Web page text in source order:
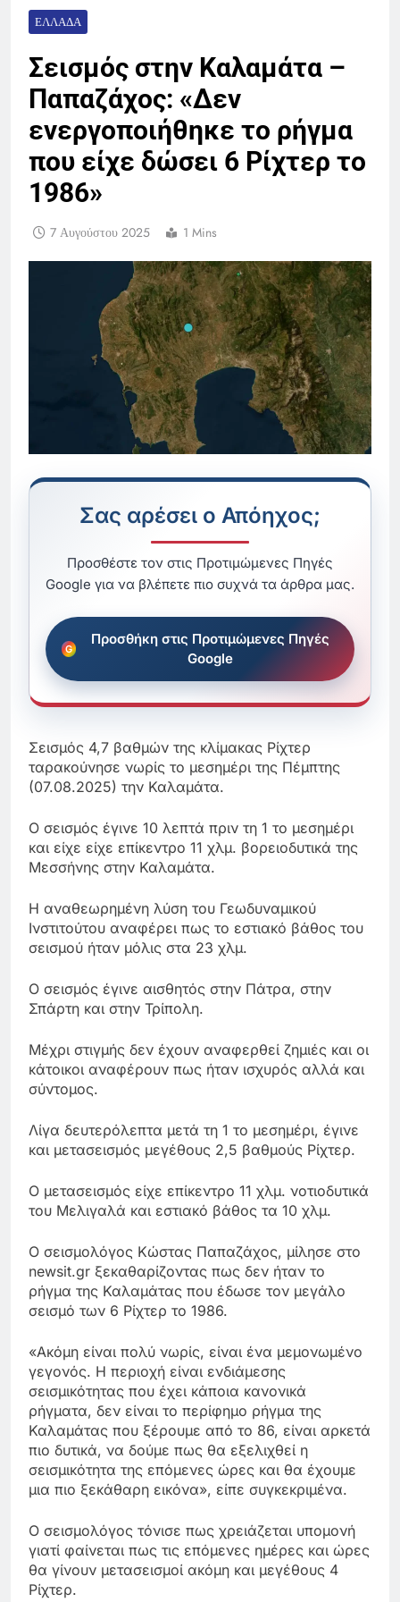
ΕΛΛΆΔΑ
Σεισμός στην Καλαμάτα –
Παπαζάχος: «Δεν
ενεργοποιήθηκε το ρήγμα
που είχε δώσει 6 Ρίχτερ το
1986»
7 Αυγούστου 2025 1 Mins
Σας αρέσει ο Απόηχος;
Προσθέστε τον στις Προτιμώμενες Πηγές
Google για να βλέπετε πιο συχνά τα άρθρα μας.
Προσθήκη στις Προτιμώμενες Πηγές
Google
Σεισμός 4,7 βαθμών της κλίμακας Ρίχτερ
ταρακούνησε νωρίς το μεσημέρι της Πέμπτης
(07.08.2025) την Καλαμάτα.
Ο σεισμός έγινε 10 λεπτά πριν τη 1 το μεσημέρι
και είχε είχε επίκεντρο 11 χλμ. βορειοδυτικά της
Μεσσήνης στην Καλαμάτα.
Η αναθεωρημένη λύση του Γεωδυναμικού
Ινστιτούτου αναφέρει πως το εστιακό βάθος του
σεισμού ήταν μόλις στα 23 χλμ.
Ο σεισμός έγινε αισθητός στην Πάτρα, στην
Σπάρτη και στην Τρίπολη.
Μέχρι στιγμής δεν έχουν αναφερθεί ζημιές και οι
κάτοικοι αναφέρουν πως ήταν ισχυρός αλλά και
σύντομος.
Λίγα δευτερόλεπτα μετά τη 1 το μεσημέρι, έγινε
και μετασεισμός μεγέθους 2,5 βαθμούς Ρίχτερ.
Ο μετασεισμός είχε επίκεντρο 11 χλμ. νοτιοδυτικά
του Μελιγαλά και εστιακό βάθος τα 10 χλμ.
Ο σεισμολόγος Κώστας Παπαζάχος, μίλησε στο
newsit.gr ξεκαθαρίζοντας πως δεν ήταν το
ρήγμα της Καλαμάτας που έδωσε τον μεγάλο
σεισμό των 6 Ρίχτερ το 1986.
«Ακόμη είναι πολύ νωρίς, είναι ένα μεμονωμένο
γεγονός. Η περιοχή είναι ενδιάμεσης
σεισμικότητας που έχει κάποια κανονικά
ρήγματα, δεν είναι το περίφημο ρήγμα της
Καλαμάτας που ξέρουμε από το 86, είναι αρκετά
πιο δυτικά, να δούμε πως θα εξελιχθεί η
σεισμικότητα της επόμενες ώρες και θα έχουμε
μια πιο ξεκάθαρη εικόνα», είπε συγκεκριμένα.
Ο σεισμολόγος τόνισε πως χρειάζεται υπομονή
γιατί φαίνεται πως τις επόμενες ημέρες και ώρες
θα γίνουν μετασεισμοί ακόμη και μεγέθους 4
Ρίχτερ.